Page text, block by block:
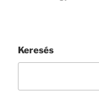
Keresés